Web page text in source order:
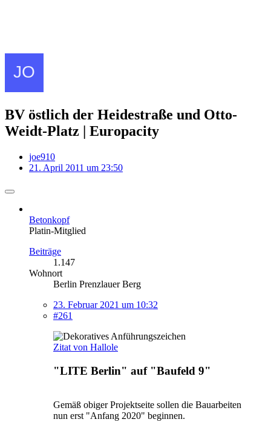
BV östlich der Heidestraße und Otto-
Weidt-Platz | Europacity
joe910
21. April 2011 um 23:50
Betonkopf
Platin-Mitglied
Beiträge
1.147
Wohnort
Berlin Prenzlauer Berg
23. Februar 2021 um 10:32
#261
Zitat von Hallole
"LITE Berlin" auf "Baufeld 9"
Gemäß obiger Projektseite sollen die Bauarbeiten
nun erst "Anfang 2020" beginnen.